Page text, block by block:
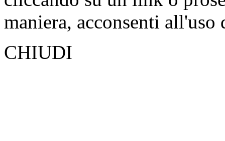
maniera, acconsenti all'uso
CHIUDI